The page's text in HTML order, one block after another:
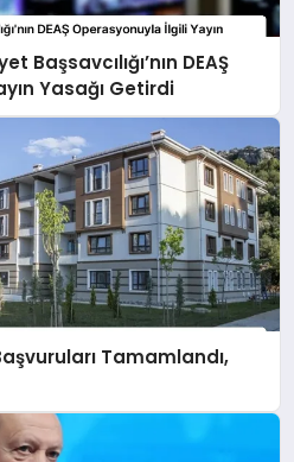
Başsavcılığı’nın DEAŞ
Yasağı Getirdi
Tamamlandı,